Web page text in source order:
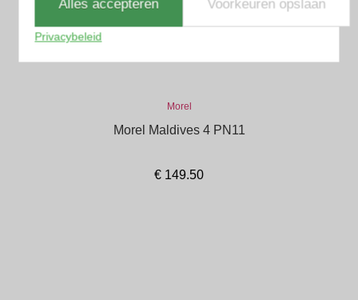
Morel
Morel Maldives 4 PN11
€ 149.50
Alles accepteren Voorkeuren opslaan
Privacybeleid